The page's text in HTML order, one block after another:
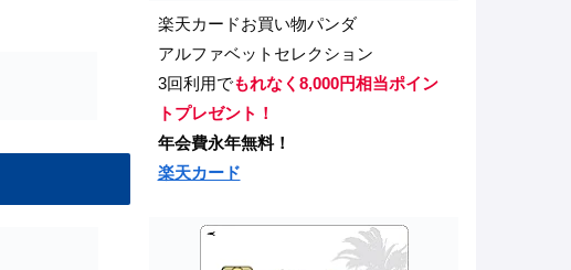
楽天カードお買い物パンダ
アルファベットセレクション
3回利用でもれなく8,000円相当ポイン
トプレゼント！
年会費永年無料！
楽天カード